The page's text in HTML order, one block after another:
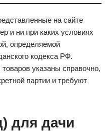
на сайте
и ни при каких условиях
определяемой
кодекса РФ.
указаны справочно,
партии и требуют
для дачи